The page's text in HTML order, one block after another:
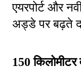
एयरपोर्ट और
अड्डे पर बढ़ते
150 किलोमीटर